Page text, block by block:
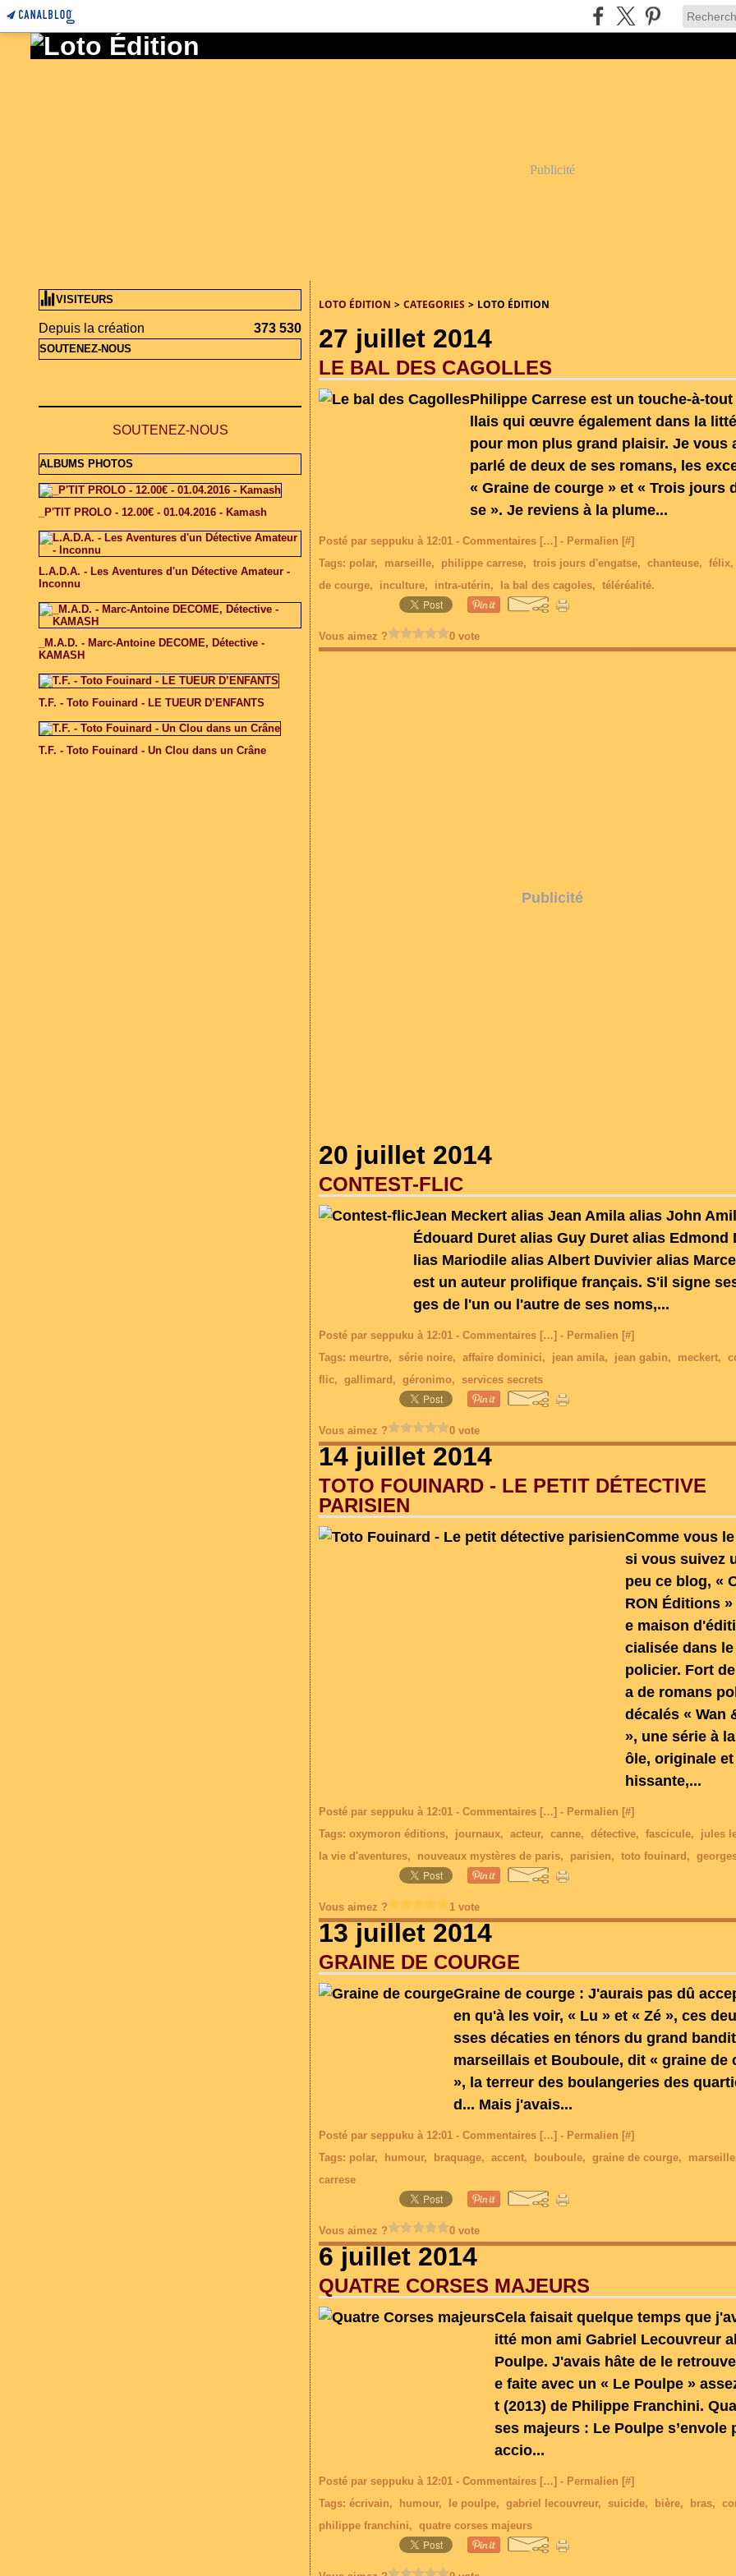
Publicité
VISITEURS
Depuis la création 373 530
SOUTENEZ-NOUS
SOUTENEZ-NOUS
ALBUMS PHOTOS
_P'TIT PROLO - 12.00€ - 01.04.2016 - Kamash
L.A.D.A. - Les Aventures d'un Détective Amateur -
Inconnu
_M.A.D. - Marc-Antoine DECOME, Détective -
KAMASH
T.F. - Toto Fouinard - LE TUEUR D’ENFANTS
T.F. - Toto Fouinard - Un Clou dans un Crâne
LOTO ÉDITION > CATEGORIES > LOTO ÉDITION
27 juillet 2014
LE BAL DES CAGOLLES
Philippe Carrese est un touche-à-tout
llais qui œuvre également dans la
pour mon plus grand plaisir. Je vous
parlé de deux de ses romans, les
« Graine de courge » et « Trois jours
se ». Je reviens à la plume...
Posté par seppuku à 12:01 - Commentaires […] - Permalien [#]
Tags: polar, marseille, philippe carrese, trois jours d'engatse, chanteuse, félix,
de courge, inculture, intra-utérin, la bal des cagoles, téléréalité.
Vous aimez ? 0 vote
Publicité
20 juillet 2014
CONTEST-FLIC
Jean Meckert alias Jean Amila alias John
Édouard Duret alias Guy Duret alias Edmond
lias Mariodile alias Albert Duvivier alias
est un auteur prolifique français. S'il signe
ges de l'un ou l'autre de ses noms,...
Posté par seppuku à 12:01 - Commentaires […] - Permalien [#]
Tags: meurtre, série noire, affaire dominici, jean amila, jean gabin, meckert,
flic, gallimard , géronimo, services secrets
Vous aimez ? 0 vote
14 juillet 2014
TOTO FOUINARD - LE PETIT DÉTECTIVE
PARISIEN
Comme vous
si vous suivez
peu ce blog, «
RON Éditions
e maison
cialisée dans
policier. Fort
a de romans
décalés « Wan
», une série à
ôle, originale
hissante,...
Posté par seppuku à 12:01 - Commentaires […] - Permalien [#]
Tags: oxymoron éditions, journaux, acteur, canne, détective, fascicule, jules
la vie d'aventures, nouveaux mystères de paris, parisien, toto fouinard ,
Vous aimez ? 1 vote
13 juillet 2014
GRAINE DE COURGE
Graine de courge : J'aurais pas dû
en qu'à les voir, « Lu » et « Zé », ces
sses décaties en ténors du grand
marseillais et Bouboule, dit « graine de
», la terreur des boulangeries des
d... Mais j'avais...
Posté par seppuku à 12:01 - Commentaires […] - Permalien [#]
Tags: polar, humour, braquage, accent, bouboule, graine de courge, marseille
carrese
Vous aimez ? 0 vote
6 juillet 2014
QUATRE CORSES MAJEURS
Cela faisait quelque temps que
itté mon ami Gabriel Lecouvreur
Poulpe. J'avais hâte de le
e faite avec un « Le Poulpe »
t (2013) de Philippe Franchini.
ses majeurs : Le Poulpe s’envole
accio...
Posté par seppuku à 12:01 - Commentaires […] - Permalien [#]
Tags: écrivain, humour, le poulpe, gabriel lecouvreur, suicide, bière, bras,
philippe franchini, quatre corses majeurs